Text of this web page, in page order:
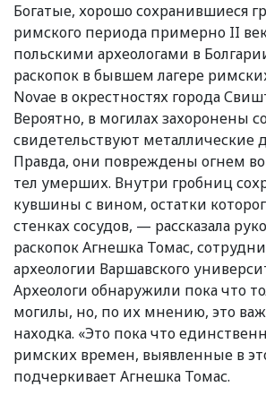
Богатые, хорошо сохранившиеся
римского периода примерно II
польскими археологами в
раскопок в бывшем лагере
Novae в окрестностях города
Вероятно, в могилах захоронены
свидетельствуют металлические
Правда, они повреждены огнем
тел умерших. Внутри гробниц
кувшины с вином, остатки
стенках сосудов, — рассказала
раскопок Агнешка Томас,
археологии Варшавского
Археологи обнаружили пока что
могилы, но, по их мнению, это
находка. «Это пока что
римских времен, выявленные в
подчеркивает Агнешка Томас.